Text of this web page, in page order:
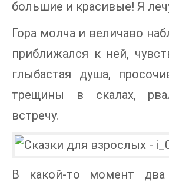
большие и красивые! Я
Гора молча и величаво
приближался к ней,
глыбастая душа,
трещины в скалах,
встречу.
В какой-то момент